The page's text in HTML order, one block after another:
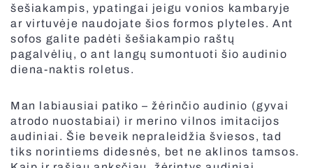
Apsauginės grotos
šešiakampis, ypatingai jeigu vonios kambaryje
ar virtuvėje naudojate šios formos plyteles. Ant
sofos galite padėti šešiakampio raštų
pagalvėlių, o ant langų sumontuoti šio audinio
diena-naktis roletus.
Man labiausiai patiko – žėrinčio audinio (gyvai
atrodo nuostabiai) ir merino vilnos imitacijos
audiniai. Šie beveik nepraleidžia šviesos, tad
tiks norintiems didesnės, bet ne aklinos tamsos.